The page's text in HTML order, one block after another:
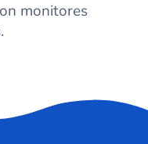
monitores